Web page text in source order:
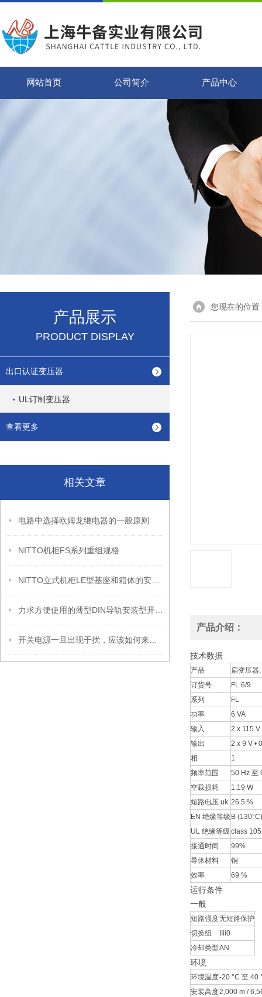
网站首页 公司简介 产品中心
产品展示
PRODUCT DISPLAY
出口认证变压器
UL订制变压器
查看更多
相关文章
电路中选择欧姆龙继电器的一般原则
NITTO机柜FS系列重组规格
您现在的位置
产品介绍：
技术数据
产品
扁变压器
订货号
FL 6/9
系列
FL
功率
6 VA
输入
2 x 115 V
输出
2 x 9 V •
相
1
频率范围
50 Hz 至
空载损耗
1.19 W
短路电压 uk 26.5 %
EN 绝缘等级 B (130°C)
UL 绝缘等级 class 105
接通时间
99%
导体材料
铜
效率
69 %
运行条件
一般
短路强度无短路保护
切换组
IIii0
冷却类型AN
环境
环境温度-20 °C 至 40
安装高度2,000 m /